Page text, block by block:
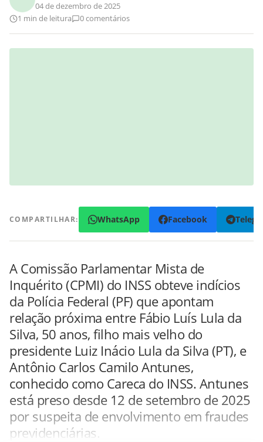
04 de dezembro de 2025
1 min de leitura
0 comentários
COMPARTILHAR: WhatsApp Facebook
A Comissão Parlamentar Mista de
Inquérito (CPMI) do INSS obteve indícios
da Polícia Federal (PF) que apontam
relação próxima entre Fábio Luís Lula da
Silva, 50 anos, filho mais velho do
presidente Luiz Inácio Lula da Silva (PT), e
Antônio Carlos Camilo Antunes,
conhecido como Careca do INSS. Antunes
está preso desde 12 de setembro de 2025
por suspeita de envolvimento em fraudes
previdenciárias.